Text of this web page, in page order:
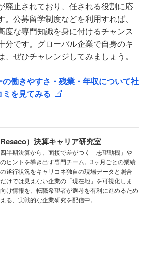
廃止されており、任される役割に応
。公募留学制度などを利用すれば、
度な専門知識を身に付けるチャンス
分です。グローバル企業で自身のキ
、ぜひチャレンジしてみましょう。
の働きやすさ・残業・年収について社
ミを見てみる
）決算キャリア研究室
四半期決算から、面接で差がつく「志望動機」や
のヒントを導き出す専門チーム。3ヶ月ごとの業績
遂行状況をキャリコネ独自の現場データと照合
けでは見えない企業の「現在地」を可視化しま
け情報を、転職希望者が選考を有利に進めるため
る、実戦的な企業研究を配信中。